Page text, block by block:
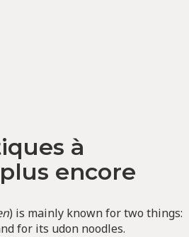
à
encore
) is mainly known for two things:
for its udon noodles.